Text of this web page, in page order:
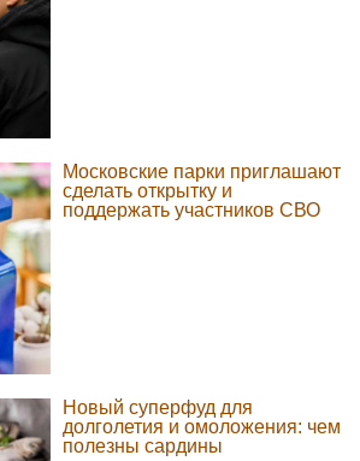
Московские парки приглашают
сделать открытку и
поддержать участников СВО
Новый суперфуд для
долголетия и омоложения: чем
полезны сардины